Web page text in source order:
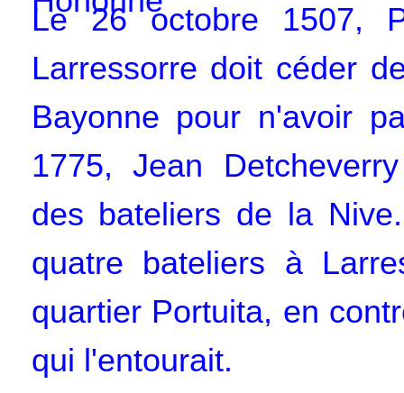
Le 26 octobre 1507,
Larressorre doit céder
Bayonne pour n'avoir
1775, Jean
des bateliers de la
quatre bateliers à
quartier Portuita, en
qui l'entourait.